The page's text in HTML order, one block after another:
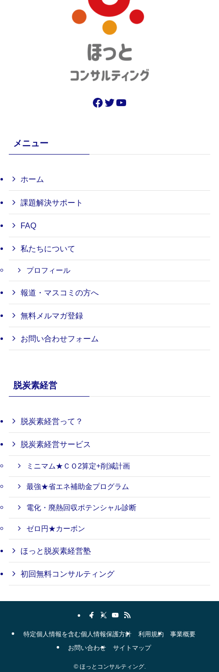
Facebook
Twitter
YouTube
メニュー
ホーム
課題解決サポート
FAQ
私たちについて
プロフィール
報道・マスコミの方へ
無料メルマガ登録
お問い合わせフォーム
脱炭素経営
脱炭素経営って？
脱炭素経営サービス
ミニマム★ＣＯ2算定+削減計画
最強★省エネ補助金プログラム
電化・廃熱回収ポテンシャル診断
ゼロ円★カーボン
ほっと脱炭素経営塾
初回無料コンサルティング
特定個人情報を含む個人情報保護方針 利用規約
事業概要
お問い合わせ
サイトマップ
©ほっとコンサルティング.